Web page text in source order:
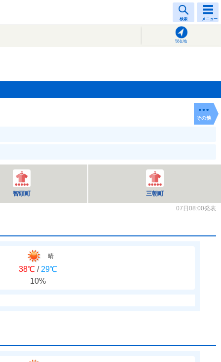
検索 メニュー
現在地
その他
智頭町 三朝町
07日08:00発表
晴
38℃ / 29℃
10%